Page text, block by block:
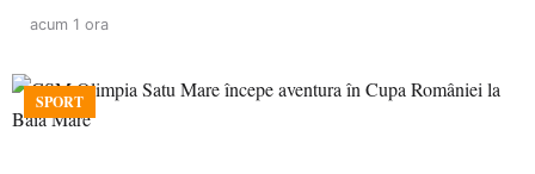
acum 1 ora
SPORT